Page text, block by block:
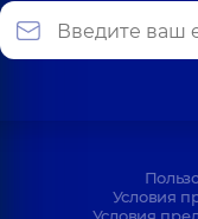
Условия